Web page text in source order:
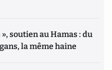
soutien au Hamas : du
la même haine